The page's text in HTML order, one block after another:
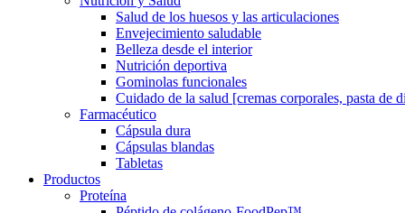
Salud de los huesos y las articulaciones
Envejecimiento saludable
Belleza desde el interior
Nutrición deportiva
Gominolas funcionales
Cuidado de la salud [cremas corporales, pasta de
Farmacéutico
Cápsula dura
Cápsulas blandas
Tabletas
Productos
Proteína